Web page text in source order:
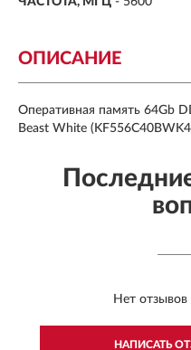
ОПИСАНИЕ
Оперативная память 64Gb
Beast White
Нет
НАПИСАТЬ